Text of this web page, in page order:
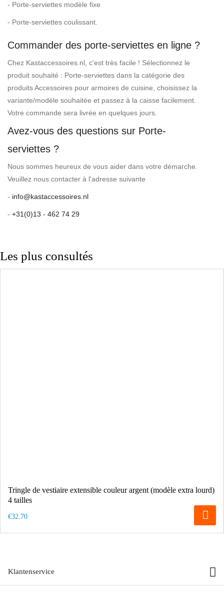
- Porte-serviettes modèle fixe
- Porte-serviettes coulissant.
Commander des porte-serviettes en ligne ?
Chez Kastaccessoires.nl, c'est très facile ! Sélectionnez le
produit souhaité : Porte-serviettes dans la catégorie des
produits Accessoires pour armoires de cuisine, choisissez la
variante/modèle souhaitée et passez à la caisse facilement.
Votre commande sera livrée en quelques jours.
Avez-vous des questions sur Porte-
serviettes ?
Nous sommes heureux de vous aider dans votre démarche.
Veuillez nous contacter à l'adresse suivante
- info@kastaccessoires.nl
- +31(0)13 - 462 74 29
Les plus consultés
Tringle de vestiaire extensible couleur argent (modèle extra lourd)
4 tailles
€32.70
Klantenservice